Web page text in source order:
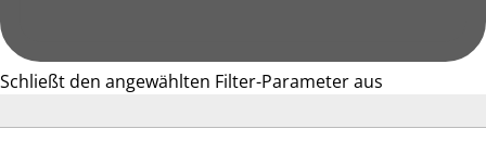
Schließt den angewählten Filter-Parameter aus